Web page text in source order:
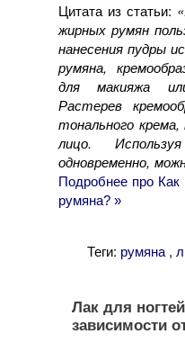
Цитата из статьи:
жирных румян
нанесения пудры
румяна,
для макияжа
Растерев
тонального
лицо.
одновременно,
Подробнее про Как
румяна? »
Теги: румяна,
Лак для
зависимости